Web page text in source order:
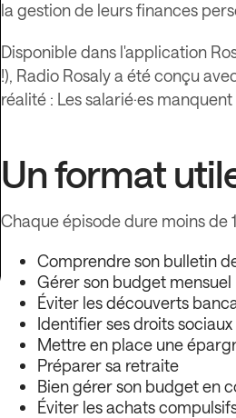
la gestion de leurs finances
Disponible dans l'application
!), Radio Rosaly a été conçu
réalité : Les salarié·es
Un format
Chaque épisode dure moins
Comprendre son bulletin
Gérer son budget mensuel
Éviter les découverts
Identifier ses droits
Mettre en place une
Préparer sa retraite
Bien gérer son budget en
Éviter les achats